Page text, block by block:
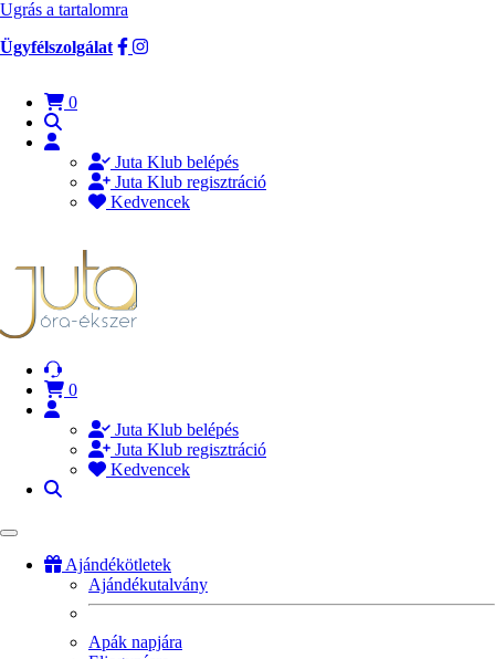
Ugrás a tartalomra
Ügyfélszolgálat
0
Juta Klub belépés
Juta Klub regisztráció
Kedvencek
0
Juta Klub belépés
Juta Klub regisztráció
Kedvencek
Ajándékötletek
Ajándékutalvány
Apák napjára